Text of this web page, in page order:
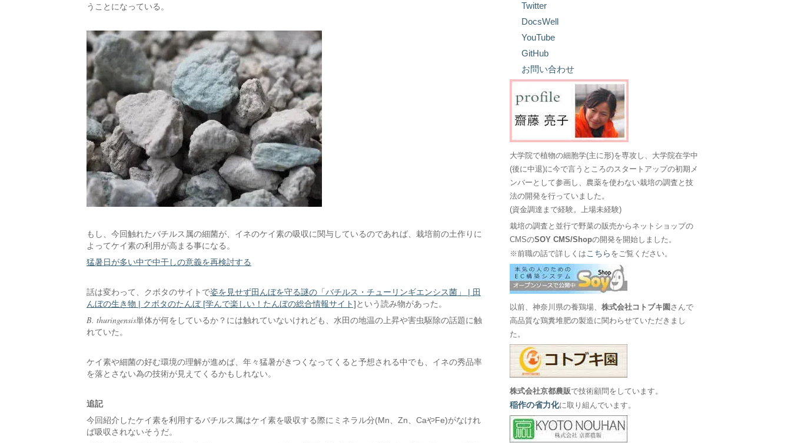
うことになっている。
もし、今回触れたバチルス属の細菌が、イネのケイ素の吸収に関与しているのであれば、栽培前の土作りに
よってケイ素の利用が高まる事になる。
猛暑日が多い中で中干しの意義を再検討する
話は変わって、クボタのサイトで姿を見せず田んぼを守る謎の「バチルス・チューリンギエンシス菌」 | 田
んぼの生き物 | クボタのたんぼ [学んで楽しい！たんぼの総合情報サイト]という読み物があった。
B. thuringensis単体が何をしているか？には触れていないけれども、水田の地温の上昇や害虫駆除の話題に触
れていた。
ケイ素や細菌の好む環境の理解が進めば、年々猛暑がきつくなってくると予想される中でも、イネの秀品率
を落とさない為の技術が見えてくるかもしれない。
追記
今回紹介したケイ素を利用するバチルス属はケイ素を吸収する際にミネラル分(Mn、Zn、CaやFe)がなけれ
ば吸収されないそうだ。
Twitter
DocsWell
YouTube
GitHub
お問い合わせ
大学院で植物の細胞学(主に形)を専攻し、大学院在学中
(後に中退)に今で言うところのスタートアップの初期メ
ンバーとして参画し、農薬を使わない栽培の調査と技
法の開発を行っていました。
(資金調達まで経験。上場未経験)
栽培の調査と並行で野菜の販売からネットショップの
CMSのSOY CMS/Shopの開発を開始しました。
※前職の話で詳しくは こちら をご覧ください。
以前、神奈川県の養鶏場、株式会社コトブキ園 さんで
高品質な鶏糞堆肥の製造に関わらせていただきまし
た。
株式会社京都農販で技術顧問をしています。
稲作の省力化に取り組んでいます。